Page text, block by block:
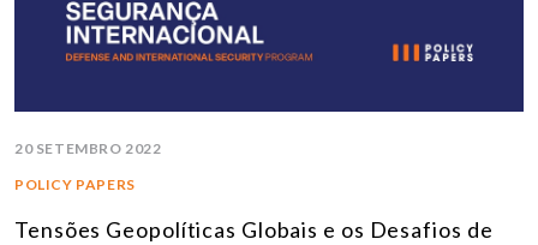
20 SETEMBRO 2022
POLICY PAPERS
Tensões Geopolíticas Globais e os Desafios de